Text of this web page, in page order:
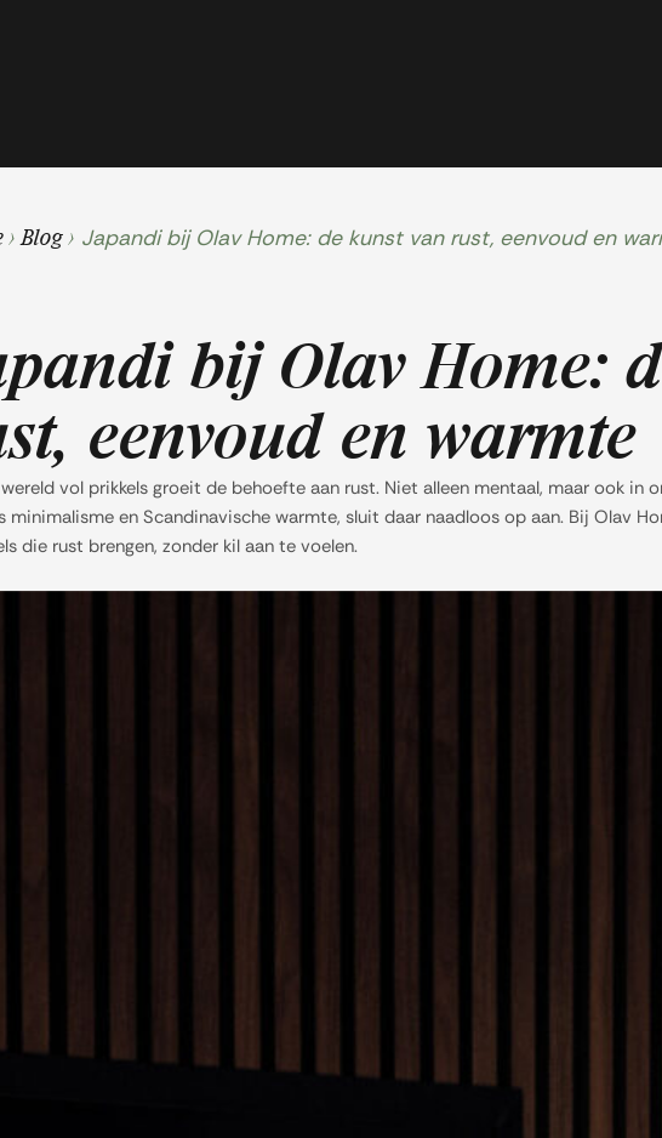
>Blog> Japandi bij Olav Home: de kunst van rust, eenvoud en
bij Olav Home:
eenvoud en warmte
wereld vol prikkels groeit de behoefte aan rust. Niet alleen mentaal, maar ook in
minimalisme en Scandinavische warmte, sluit daar naadloos op aan. Bij Olav
die rust brengen, zonder kil aan te voelen.